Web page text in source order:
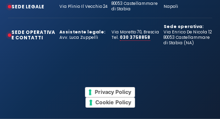
SEDE LEGALE Via Plinio Il Vecchio 24
80053 Castellammare
di Stabia
Napoli
SEDE OPERATIVA
E CONTATTI
Assistente legale:
Avv. Luca Zuppelli
Via Moretto 70, Brescia
Tel.030 3758858
Sede operativa:
Via Enrico De Nicola 12
80053 Castellammare
di Stabia (NA)
Privacy Policy
Cookie Policy